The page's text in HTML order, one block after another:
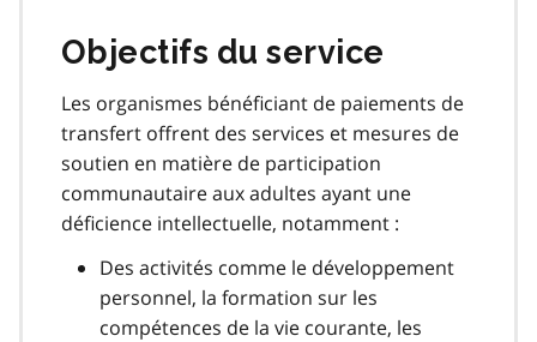
Objectifs du service
Les organismes bénéficiant de paiements de
transfert offrent des services et mesures de
soutien en matière de participation
communautaire aux adultes ayant une
déficience intellectuelle, notamment :
Des activités comme le développement
personnel, la formation sur les
compétences de la vie courante, les